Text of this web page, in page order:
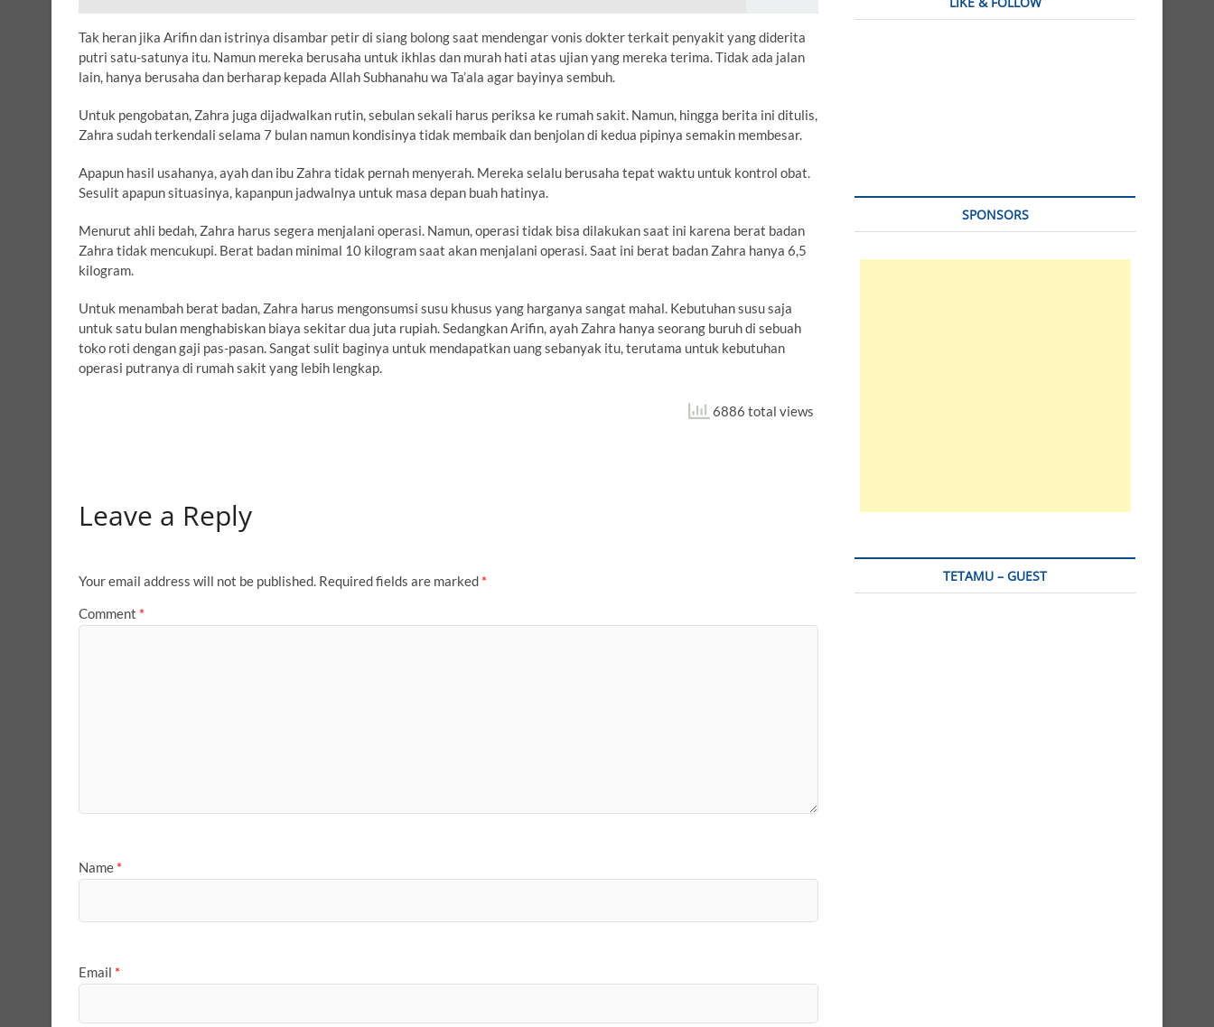
Tak heran jika Arifin dan istrinya disambar petir di siang bolong saat mendengar vonis dokter terkait penyakit yang diderita
putri satu-satunya itu. Namun mereka berusaha untuk ikhlas dan murah hati atas ujian yang mereka terima. Tidak ada jalan
lain, hanya berusaha dan berharap kepada Allah Subhanahu wa Ta’ala agar bayinya sembuh.
Untuk pengobatan, Zahra juga dijadwalkan rutin, sebulan sekali harus periksa ke rumah sakit. Namun, hingga berita ini ditulis,
Zahra sudah terkendali selama 7 bulan namun kondisinya tidak membaik dan benjolan di kedua pipinya semakin membesar.
Apapun hasil usahanya, ayah dan ibu Zahra tidak pernah menyerah. Mereka selalu berusaha tepat waktu untuk kontrol obat.
Sesulit apapun situasinya, kapanpun jadwalnya untuk masa depan buah hatinya.
Menurut ahli bedah, Zahra harus segera menjalani operasi. Namun, operasi tidak bisa dilakukan saat ini karena berat badan
Zahra tidak mencukupi. Berat badan minimal 10 kilogram saat akan menjalani operasi. Saat ini berat badan Zahra hanya 6,5 ​​
kilogram.
Untuk menambah berat badan, Zahra harus mengonsumsi susu khusus yang harganya sangat mahal. Kebutuhan susu saja
untuk satu bulan menghabiskan biaya sekitar dua juta rupiah. Sedangkan Arifin, ayah Zahra hanya seorang buruh di sebuah
toko roti dengan gaji pas-pasan. Sangat sulit baginya untuk mendapatkan uang sebanyak itu, terutama untuk kebutuhan
operasi putranya di rumah sakit yang lebih lengkap.
6886 total views
Leave a Reply
Your email address will not be published. Required fields are marked *
Comment *
Name *
Email *
SPONSORS
TETAMU – GUEST